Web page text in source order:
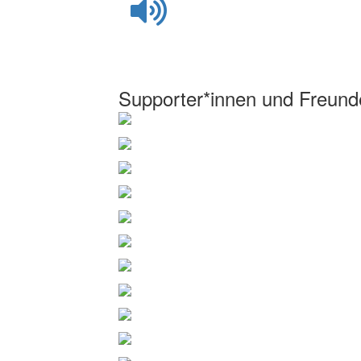
Supporter*innen und